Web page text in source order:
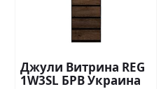
Джули Витрина REG
1W3SL БРВ Украина